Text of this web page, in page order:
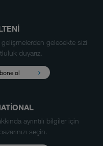
gelecekte sizi
duyarız.
ol
ayrıntılı bilgiler için
seçin.